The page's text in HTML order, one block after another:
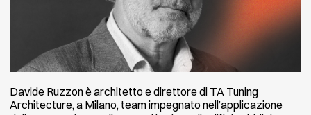
Davide Ruzzon è architetto e direttore di TA Tuning
Architecture, a Milano, team impegnato nell’applicazione